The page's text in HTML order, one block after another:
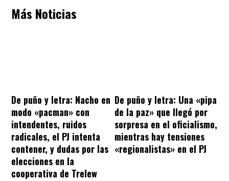
Más Noticias
De puño y letra: Nacho en
modo «pacman» con
intendentes, ruidos
radicales, el PJ intenta
contener, y dudas por las
elecciones en la
cooperativa de Trelew
De puño y letra: Una «pipa
de la paz» que llegó por
sorpresa en el oficialismo,
mientras hay tensiones
«regionalistas» en el PJ